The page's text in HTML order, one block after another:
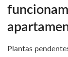
Plantas